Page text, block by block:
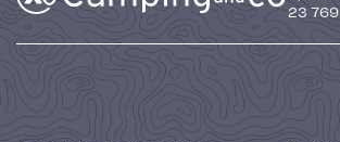
23 769